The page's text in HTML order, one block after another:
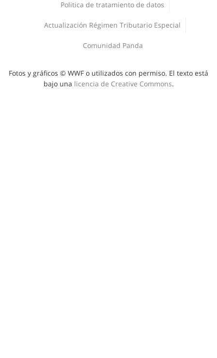
Deporte y NaturalezaPolitica de tratamiento de datos
Actualización Régimen Tributario Especial
Comunidad Panda
Fotos y gráficos © WWF o utilizados con permiso. El texto está
bajo una licencia de Creative Commons.